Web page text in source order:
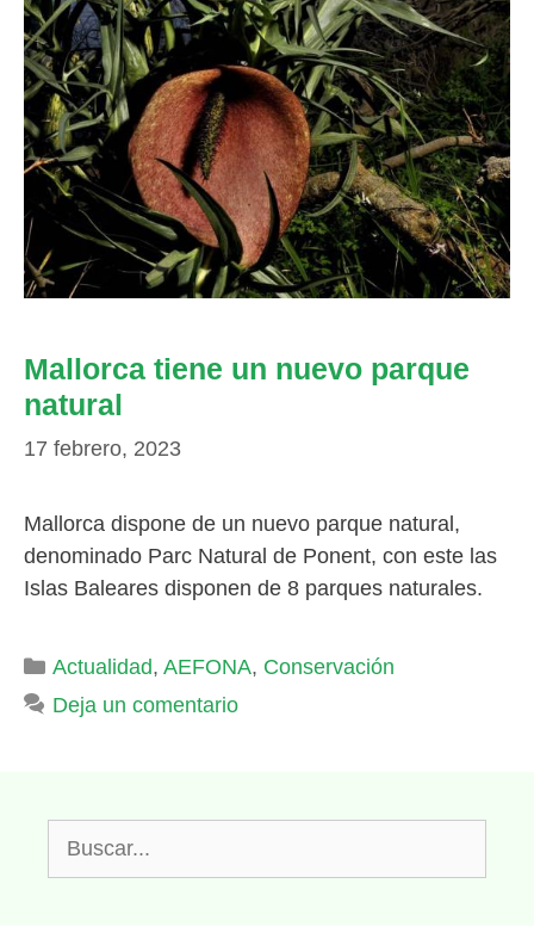
Mallorca tiene un nuevo parque
natural
17 febrero, 2023
Mallorca dispone de un nuevo parque natural,
denominado Parc Natural de Ponent, con este las
Islas Baleares disponen de 8 parques naturales.
Categorías
Actualidad, AEFONA, Conservación
Deja un comentario